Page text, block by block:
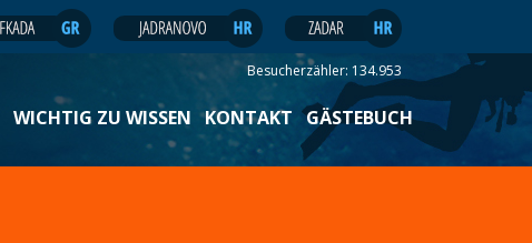
Besucherzähler: 134.953
WICHTIG ZU WISSEN KONTAKT GÄSTEBUCH